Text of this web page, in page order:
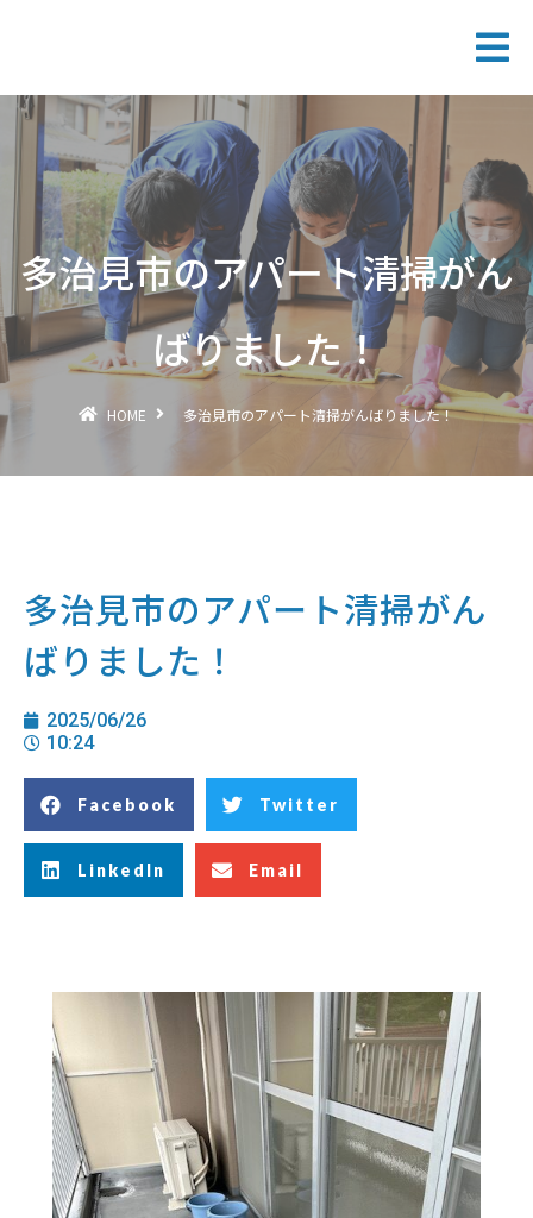
多治見市のアパート清掃がん
ばりました！
HOME 多治見市のアパート清掃がんばりました！
多治見市のアパート清掃がん
ばりました！
2025/06/26
10:24
Facebook Twitter
LinkedIn Email